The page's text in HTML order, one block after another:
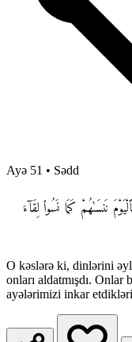
Ayə 51 • Sədd
نَنسَىٰهُمْ كَمَا نَسُوا۟ لِقَآءَ
O kəslərə ki, dinlərini
onları aldatmışdı. Onlar
ayələrimizi inkar